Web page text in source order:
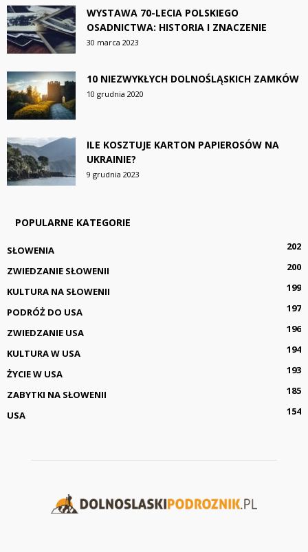
WYSTAWA 70-LECIA POLSKIEGO
OSADNICTWA: HISTORIA I ZNACZENIE
30 marca 2023
10 NIEZWYKŁYCH DOLNOŚLĄSKICH ZAMKÓW
10 grudnia 2020
ILE KOSZTUJE KARTON PAPIEROSÓW NA
UKRAINIE?
9 grudnia 2023
POPULARNE KATEGORIE
SŁOWENIA
202
ZWIEDZANIE SŁOWENII
200
KULTURA NA SŁOWENII
199
PODRÓŻ DO USA
197
ZWIEDZANIE USA
196
KULTURA W USA
194
ŻYCIE W USA
193
ZABYTKI NA SŁOWENII
185
USA
154